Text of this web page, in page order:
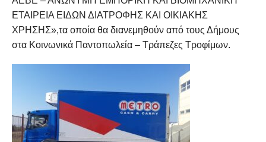
ΕΤΑΙΡΕΙΑ ΕΙΔΩΝ ΔΙΑΤΡΟΦΗΣ ΚΑΙ ΟΙΚΙΑΚΗΣ
ΧΡΗΣΗΣ»,τα οποία θα διανεμηθούν από τους Δήμους
στα Κοινωνικά Παντοπωλεία – Τράπεζες Τροφίμων.